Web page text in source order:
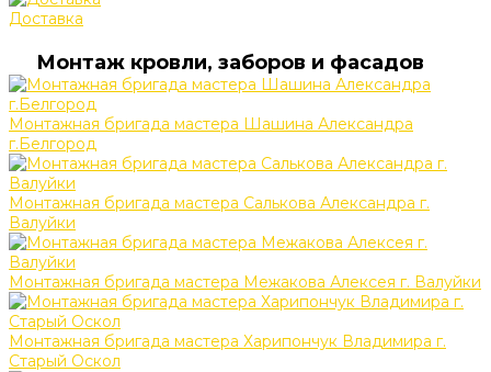
Доставка
Монтаж кровли, заборов и фасадов
Монтажная бригада мастера Шашина Александра
г.Белгород
Монтажная бригада мастера Салькова Александра г.
Валуйки
Монтажная бригада мастера Межакова Алексея г. Валуйки
Монтажная бригада мастера Харипончук Владимира г.
Старый Оскол